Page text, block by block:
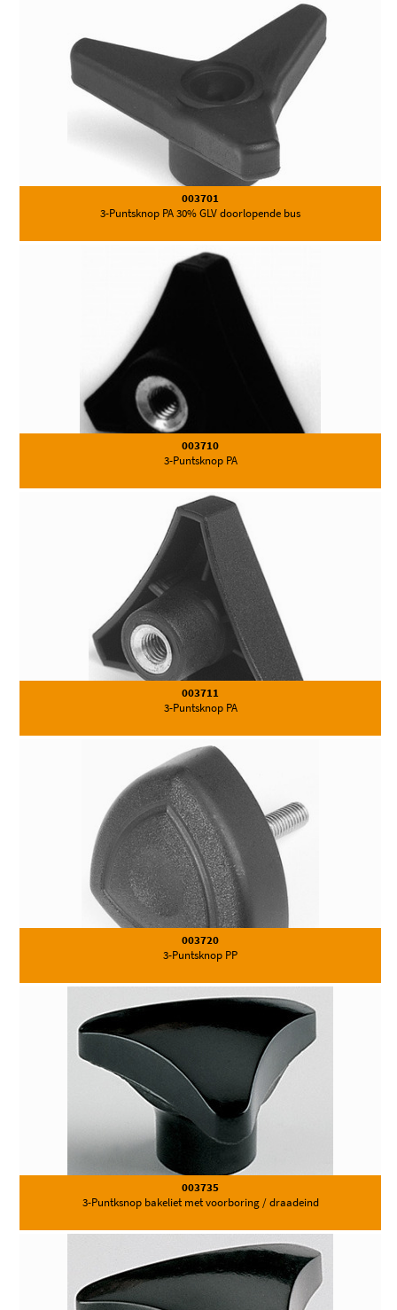
003701
3-Puntsknop PA 30% GLV doorlopende bus
003710
3-Puntsknop PA
003711
3-Puntsknop PA
003720
3-Puntsknop PP
003735
3-Puntksnop bakeliet met voorboring / draadeind